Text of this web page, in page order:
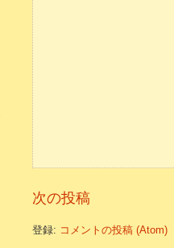
次の投稿
登録: コメントの投稿 (Atom)